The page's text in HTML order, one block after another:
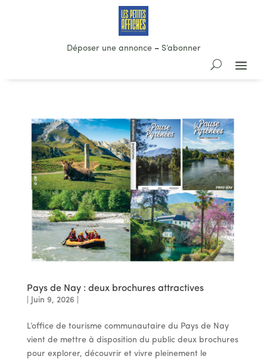
Déposer une annonce– S’abonner
Pays de Nay : deux brochures attractives
Juin 9, 2026
L’office de tourisme communautaire du Pays de Nay
vient de mettre à disposition du public deux brochures
pour explorer, découvrir et vivre pleinement le